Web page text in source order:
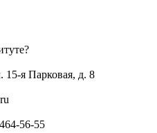
15-я Парковая, д. 8
56-55